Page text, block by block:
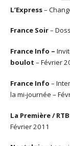
L’Express–
France Soir–
France Info –
boulot – Février
France Info –
la mi-journée –
La Première /
Février 2011